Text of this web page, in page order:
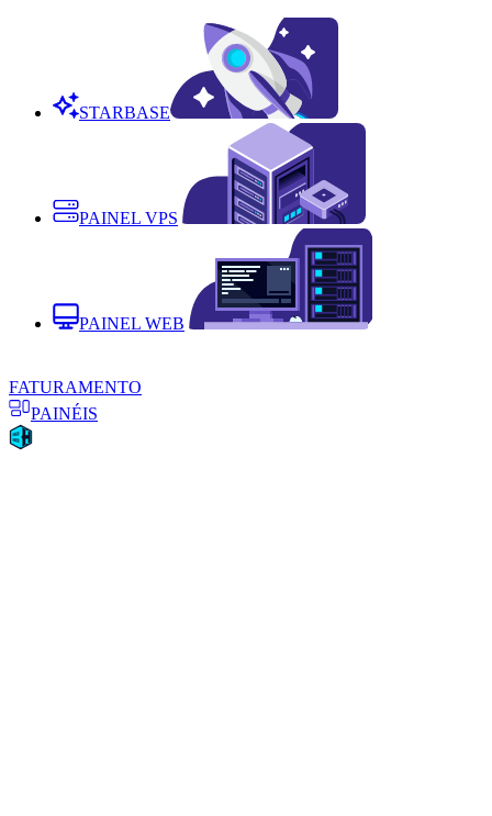
STARBASE
PAINEL VPS
PAINEL WEB
FATURAMENTO
PAINÉIS